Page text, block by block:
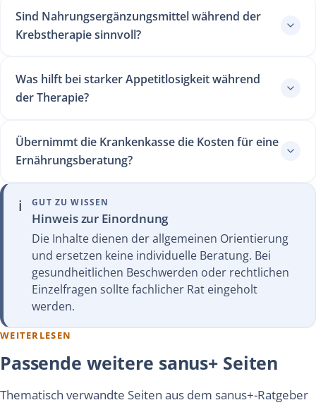
Sind Nahrungsergänzungsmittel während der
Krebstherapie sinnvoll?
Was hilft bei starker Appetitlosigkeit während
der Therapie?
Übernimmt die Krankenkasse die Kosten für eine
Ernährungsberatung?
ℹ️ GUT ZU WISSEN
Hinweis zur Einordnung
Die Inhalte dienen der allgemeinen Orientierung
und ersetzen keine individuelle Beratung. Bei
gesundheitlichen Beschwerden oder rechtlichen
Einzelfragen sollte fachlicher Rat eingeholt
werden.
WEITERLESEN
Passende weitere sanus+ Seiten
Thematisch verwandte Seiten aus dem sanus+-Ratgeber